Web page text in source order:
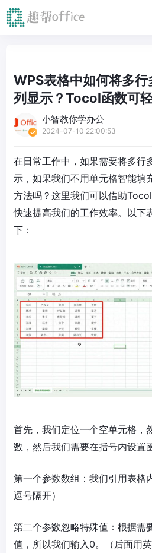
WPS表格中如何将多
列显示？Tocol函数可
小智教你学办公
2024-07-10 22:00:53
在日常工作中，如果需要将多行
示，如果我们不用单元格智能填
方法吗？这里我们可以借助
快速提高我们的工作效率。以下
下：
首先，我们定位一个空单元格
数，然后我们需要在括号内设置
第一个参数数组：我们引用表格
逗号隔开）
第二个参数忽略特殊值：根据需
值，所以我们输入0。（后面用英